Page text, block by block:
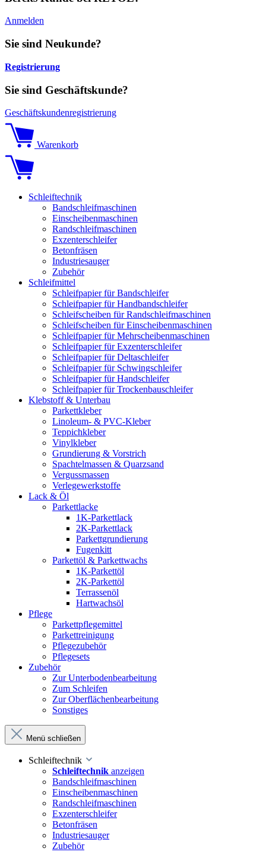
Anmelden
Sie sind Neukunde?
Registrierung
Sie sind Geschäftskunde?
Geschäftskundenregistrierung
Warenkorb
Schleiftechnik
Bandschleifmaschinen
Einscheibenmaschinen
Randschleifmaschinen
Exzenterschleifer
Betonfräsen
Industriesauger
Zubehör
Schleifmittel
Schleifpapier für Bandschleifer
Schleifpapier für Handbandschleifer
Schleifscheiben für Randschleifmaschinen
Schleifscheiben für Einscheibenmaschinen
Schleifpapier für Mehrscheibenmaschinen
Schleifpapier für Exzenterschleifer
Schleifpapier für Deltaschleifer
Schleifpapier für Schwingschleifer
Schleifpapier für Handschleifer
Schleifpapier für Trockenbauschleifer
Klebstoff & Unterbau
Parkettkleber
Linoleum- & PVC-Kleber
Teppichkleber
Vinylkleber
Grundierung & Vorstrich
Spachtelmassen & Quarzsand
Vergussmassen
Verlegewerkstoffe
Lack & Öl
Parkettlacke
1K-Parkettlack
2K-Parkettlack
Parkettgrundierung
Fugenkitt
Parkettöl & Parkettwachs
1K-Parkettöl
2K-Parkettöl
Terrassenöl
Hartwachsöl
Pflege
Parkettpflegemittel
Parkettreinigung
Pflegezubehör
Pflegesets
Zubehör
Zur Unterbodenbearbeitung
Zum Schleifen
Zur Oberflächenbearbeitung
Sonstiges
Menü schließen
Schleiftechnik
Schleiftechnik anzeigen
Bandschleifmaschinen
Einscheibenmaschinen
Randschleifmaschinen
Exzenterschleifer
Betonfräsen
Industriesauger
Zubehör